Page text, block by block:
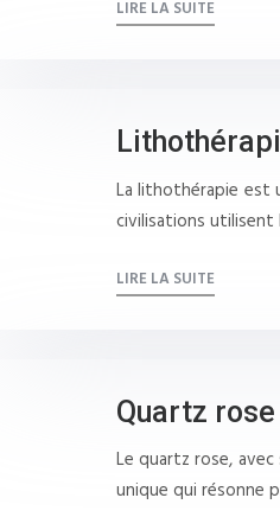
LIRE LA SUITE
La lithothérapie est
civilisations utilisent
LIRE LA SUITE
Quartz
Le quartz rose,
unique qui résonne